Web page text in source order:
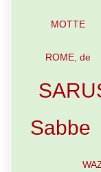
MOTTE
ROME, de
Sabbe